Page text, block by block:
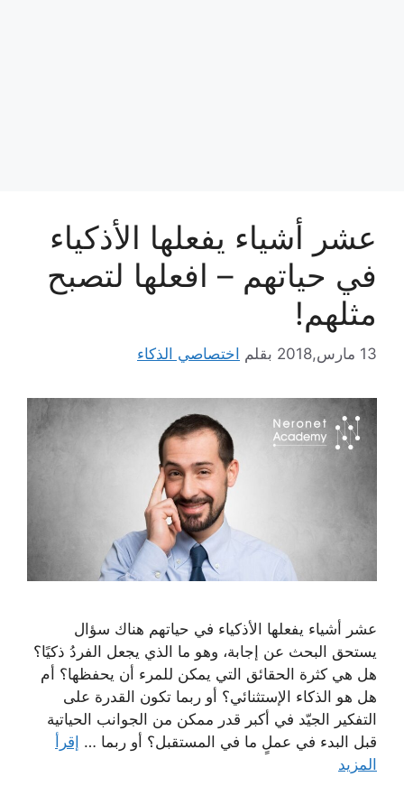
عشر أشياء يفعلها الأذكياء
في حياتهم – افعلها لتصبح
مثلهم!
13 مارس,2018 بقلم اختصاصي الذكاء
عشر أشياء يفعلها الأذكياء في حياتهم هناك سؤال
يستحق البحث عن إجابة، وهو ما الذي يجعل الفردُ ذكيًا؟
هل هي كثرة الحقائق التي يمكن للمرء أن يحفظها؟ أم
هل هو الذكاء الإستثنائي؟ أو ربما تكون القدرة على
التفكير الجيّد في أكبر قدر ممكن من الجوانب الحياتية
قبل البدء في عملٍ ما في المستقبل؟ أو ربما … إقرأ
المزيد